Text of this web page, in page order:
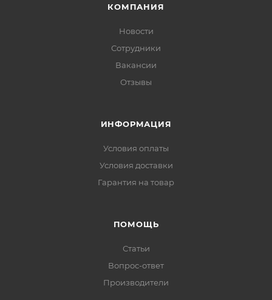
КОМПАНИЯ
Новости
Сотрудники
Вакансии
Отзывы
ИНФОРМАЦИЯ
Условия оплаты
Условия доставки
Гарантия на товар
ПОМОЩЬ
Статьи
Вопрос-ответ
Производители